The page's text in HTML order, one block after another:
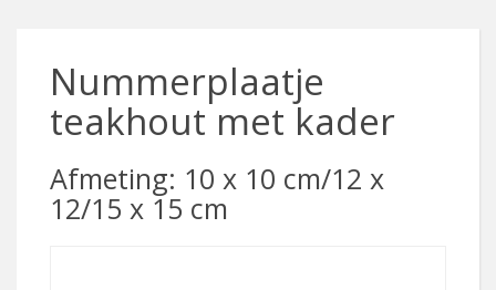
Nummerplaatje
teakhout met kader
Afmeting: 10 x 10 cm/12 x
12/15 x 15 cm